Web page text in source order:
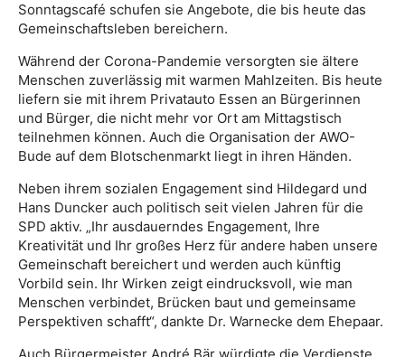
Sonntagscafé schufen sie Angebote, die bis heute das
Gemeinschaftsleben bereichern.
Während der Corona-Pandemie versorgten sie ältere
Menschen zuverlässig mit warmen Mahlzeiten. Bis heute
liefern sie mit ihrem Privatauto Essen an Bürgerinnen
und Bürger, die nicht mehr vor Ort am Mittagstisch
teilnehmen können. Auch die Organisation der AWO-
Bude auf dem Blotschenmarkt liegt in ihren Händen.
Neben ihrem sozialen Engagement sind Hildegard und
Hans Duncker auch politisch seit vielen Jahren für die
SPD aktiv. „Ihr ausdauerndes Engagement, Ihre
Kreativität und Ihr großes Herz für andere haben unsere
Gemeinschaft bereichert und werden auch künftig
Vorbild sein. Ihr Wirken zeigt eindrucksvoll, wie man
Menschen verbindet, Brücken baut und gemeinsame
Perspektiven schafft“, dankte Dr. Warnecke dem Ehepaar.